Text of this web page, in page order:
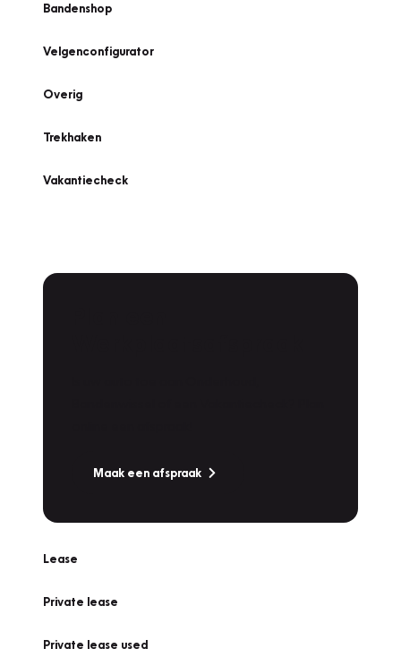
Bandenshop
Velgenconfigurator
Overig
Trekhaken
Vakantiecheck
Maak een afspraak
Lease
Private lease
Private lease used